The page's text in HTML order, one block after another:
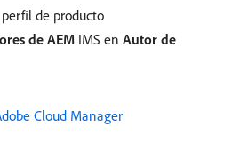
de producto
de AEM IMS en Autor de
Cloud Manager